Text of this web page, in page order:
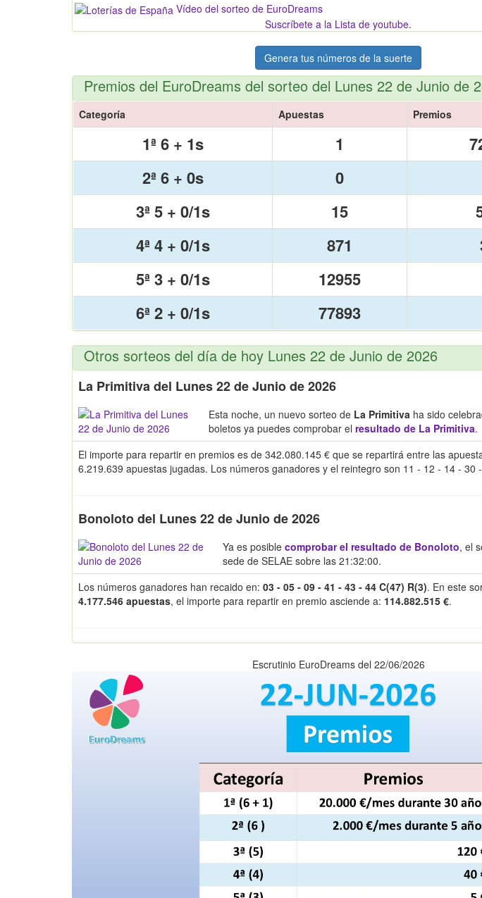
Vídeo del sorteo de EuroDreams
Suscríbete a la Lista de youtube.
Genera tus números de la suerte
Premios del EuroDreams del sorteo del Lunes 22 de Junio de
Categoría Apuestas Premios
1ª 6 + 1s 1
2ª 6 + 0s
0
3ª 5 + 0/1s
15
4ª 4 + 0/1s
871
5ª 3 + 0/1s
12955
6ª 2 + 0/1s
77893
Otros sorteos del día de hoy Lunes 22 de Junio de 2026
La Primitiva del Lunes 22 de Junio de 2026
Esta noche, un nuevo sorteo de La Primitiva ha sido
boletos ya puedes comprobar el resultado de La Primitiva.
El importe para repartir en premios es de 342.080.145 € que se repartirá entre las
6.219.639 apuestas jugadas. Los números ganadores y el reintegro son 11 - 12 - 14 - 30
Bonoloto del Lunes 22 de Junio de 2026
Ya es posible comprobar el resultado de Bonoloto, el
sede de SELAE sobre las 21:32:00.
Los números ganadores han recaido en: 03 - 05 - 09 - 41 - 43 - 44 C(47) R(3). En este
4.177.546 apuestas, el importe para repartir en premio asciende a: 114.882.515 €.
Escrutinio EuroDreams del 22/06/2026